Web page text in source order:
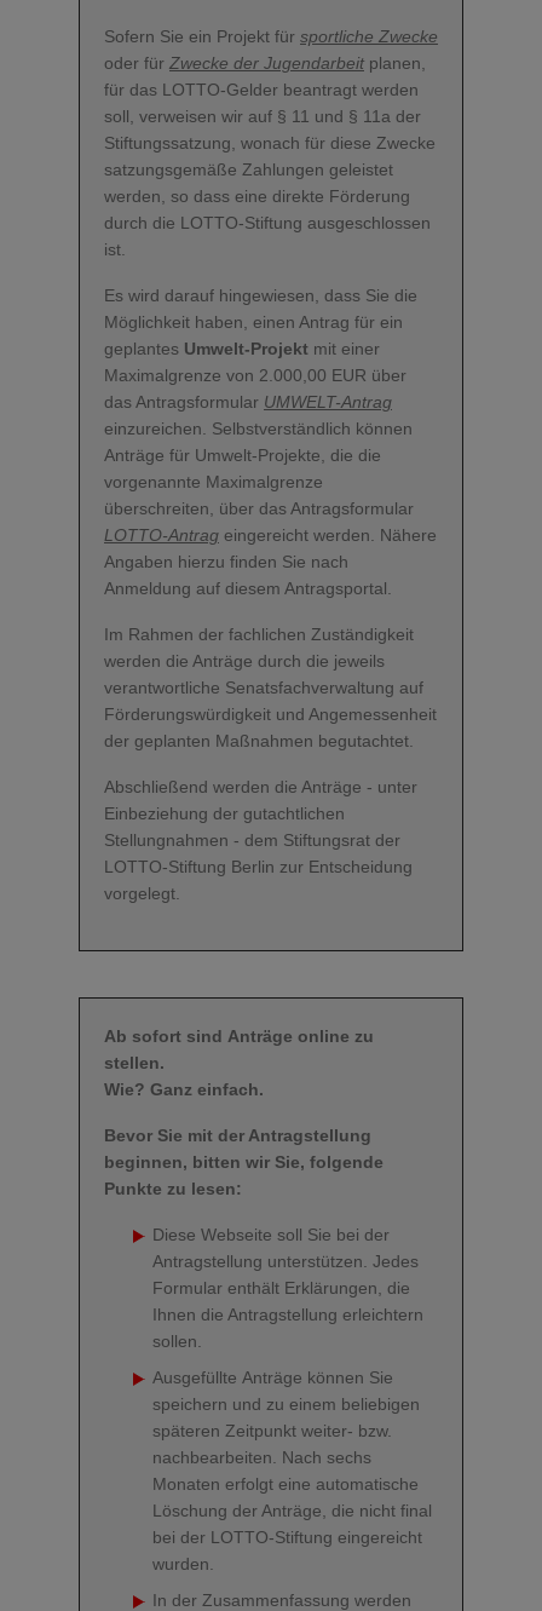
Sofern Sie ein Projekt für sportliche Zwecke
oder für Zwecke der Jugendarbeit planen,
für das LOTTO-Gelder beantragt werden
soll, verweisen wir auf § 11 und § 11a der
Stiftungssatzung, wonach für diese Zwecke
satzungsgemäße Zahlungen geleistet
werden, so dass eine direkte Förderung
durch die LOTTO-Stiftung ausgeschlossen
ist.
Es wird darauf hingewiesen, dass Sie die
Möglichkeit haben, einen Antrag für ein
geplantes Umwelt-Projekt mit einer
Maximalgrenze von 2.000,00 EUR über
das Antragsformular UMWELT-Antrag
einzureichen. Selbstverständlich können
Anträge für Umwelt-Projekte, die die
vorgenannte Maximalgrenze
überschreiten, über das Antragsformular
LOTTO-Antrag eingereicht werden. Nähere
Angaben hierzu finden Sie nach
Anmeldung auf diesem Antragsportal.
Im Rahmen der fachlichen Zuständigkeit
werden die Anträge durch die jeweils
verantwortliche Senatsfachverwaltung auf
Förderungswürdigkeit und Angemessenheit
der geplanten Maßnahmen begutachtet.
Abschließend werden die Anträge - unter
Einbeziehung der gutachtlichen
Stellungnahmen - dem Stiftungsrat der
LOTTO-Stiftung Berlin zur Entscheidung
vorgelegt.
Ab sofort sind Anträge online zu
stellen.
Wie? Ganz einfach.
Bevor Sie mit der Antragstellung
beginnen, bitten wir Sie, folgende
Punkte zu lesen:
Diese Webseite soll Sie bei der
Antragstellung unterstützen. Jedes
Formular enthält Erklärungen, die
Ihnen die Antragstellung erleichtern
sollen.
Ausgefüllte Anträge können Sie
speichern und zu einem beliebigen
späteren Zeitpunkt weiter- bzw.
nachbearbeiten. Nach sechs
Monaten erfolgt eine automatische
Löschung der Anträge, die nicht final
bei der LOTTO-Stiftung eingereicht
wurden.
In der Zusammenfassung werden